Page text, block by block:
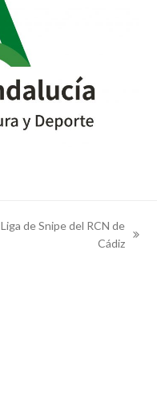
Liga de Snipe del RCN de
Cádiz